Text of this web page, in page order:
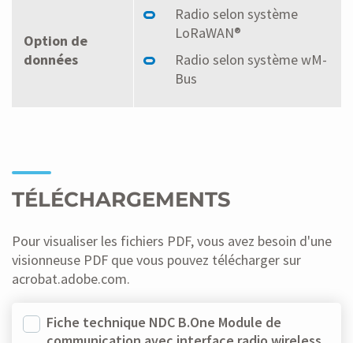
Option de
données
Radio selon système
LoRaWAN®
Radio selon système wM-
Bus
TÉLÉCHARGEMENTS
Pour visualiser les fichiers PDF, vous avez besoin d'une
visionneuse PDF que vous pouvez télécharger sur
acrobat.adobe.com.
Fiche technique NDC B.One Module de